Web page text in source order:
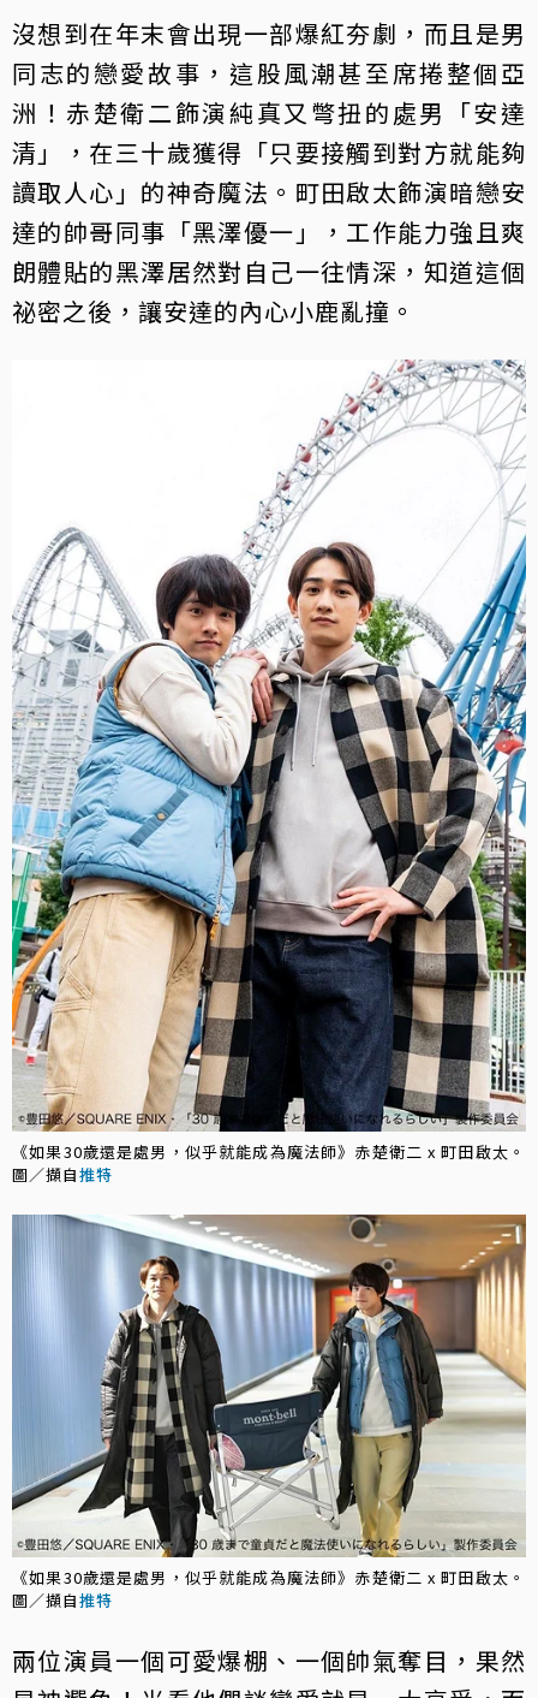
沒想到在年末會出現一部爆紅夯劇，而且是男
同志的戀愛故事，這股風潮甚至席捲整個亞
洲！赤楚衛二飾演純真又彆扭的處男「安達
清」，在三十歲獲得「只要接觸到對方就能夠
讀取人心」的神奇魔法。町田啟太飾演暗戀安
達的帥哥同事「黑澤優一」，工作能力強且爽
朗體貼的黑澤居然對自己一往情深，知道這個
祕密之後，讓安達的內心小鹿亂撞。
《如果30歲還是處男，似乎就能成為魔法師》赤楚衛二 x 町田啟太。
圖／擷自推特
《如果30歲還是處男，似乎就能成為魔法師》赤楚衛二 x 町田啟太。
圖／擷自推特
兩位演員一個可愛爆棚、一個帥氣奪目，果然